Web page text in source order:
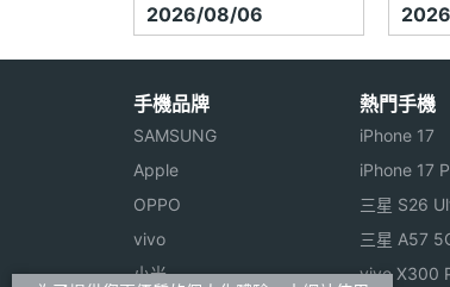
2026/08/06
手機品牌
SAMSUNG
Apple
OPPO
vivo
小米
熱門手機
iPhone 17
iPhone 17
三星 S26
三星 A57
vivo X300